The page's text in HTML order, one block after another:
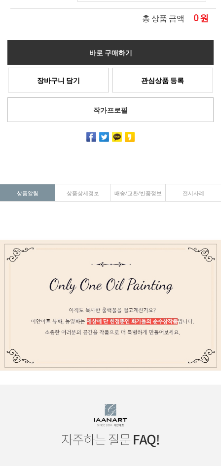
총 상품 금액 0원
바로 구매하기
장바구니 담기 관심상품 등록
작가프로필
상품알림 상품상세정보 배송/교환/반품정보 전시사례